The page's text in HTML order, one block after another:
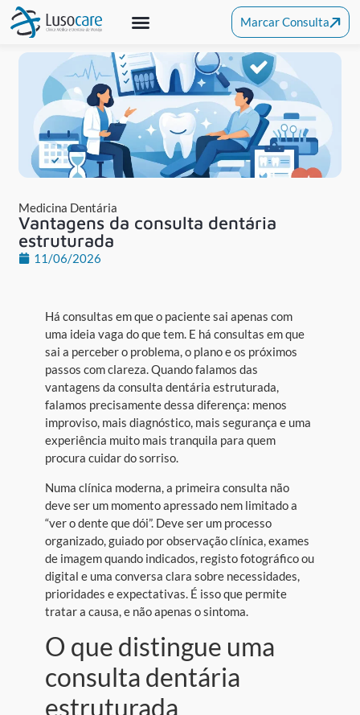
Marcar Consulta
Medicina Dentária
Vantagens da consulta dentária
estruturada
11/06/2026
Há consultas em que o paciente sai apenas com
uma ideia vaga do que tem. E há consultas em que
sai a perceber o problema, o plano e os próximos
passos com clareza. Quando falamos das
vantagens da consulta dentária estruturada,
falamos precisamente dessa diferença: menos
improviso, mais diagnóstico, mais segurança e uma
experiência muito mais tranquila para quem
procura cuidar do sorriso.
Numa clínica moderna, a primeira consulta não
deve ser um momento apressado nem limitado a
“ver o dente que dói”. Deve ser um processo
organizado, guiado por observação clínica, exames
de imagem quando indicados, registo fotográfico ou
digital e uma conversa clara sobre necessidades,
prioridades e expectativas. É isso que permite
tratar a causa, e não apenas o sintoma.
O que distingue uma
consulta dentária
estruturada